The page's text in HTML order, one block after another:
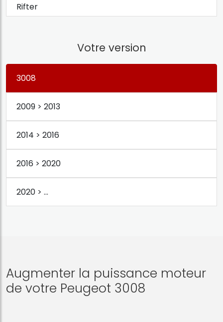
Rifter
Votre version
3008
2009 > 2013
2014 > 2016
2016 > 2020
2020 > ...
Augmenter la puissance moteur
de votre Peugeot 3008